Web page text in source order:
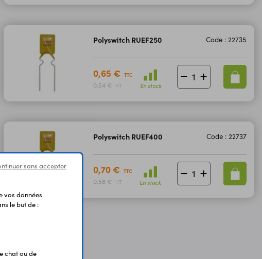
Polyswitch RUEF250 Code : 22735
0,65 € TTC
0,54 € HT En stock
Polyswitch RUEF400 Code : 22737
0,70 € TTC
0,58 € HT En stock
sans accepter
vos données
le but de :
chat ou de